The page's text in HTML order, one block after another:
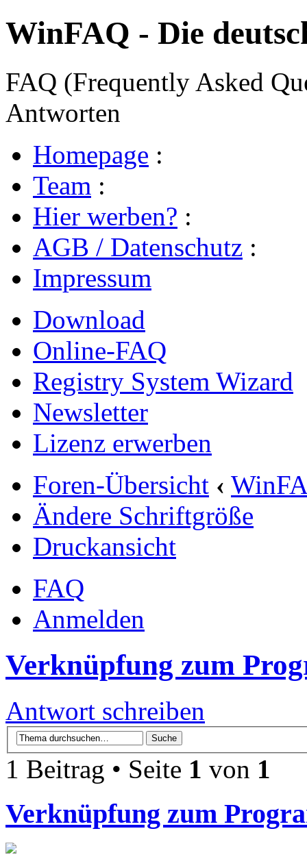
WinFAQ - Die
FAQ (Frequently Asked
Antworten
Homepage :
Team :
Hier werben? :
AGB / Datenschutz :
Impressum
Download
Online-FAQ
Registry System Wizard
Newsletter
Lizenz erwerben
Foren-Übersicht ‹
Ändere Schriftgröße
Druckansicht
FAQ
Anmelden
Verknüpfung zum
Antwort schreiben
1 Beitrag • Seite 1 von 1
Verknüpfung zum